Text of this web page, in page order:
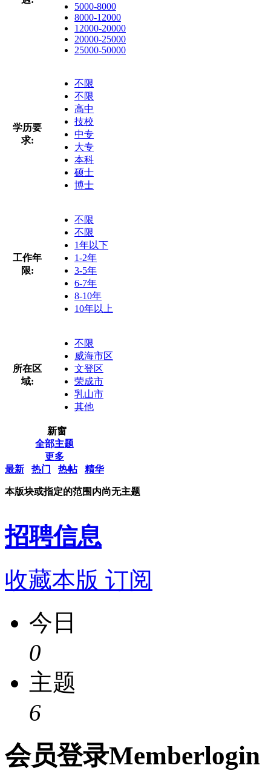
5000-8000
8000-12000
12000-20000
20000-25000
25000-50000
学历要
求:
不限
不限
高中
技校
中专
大专
本科
硕士
博士
工作年
限:
不限
不限
1年以下
1-2年
3-5年
6-7年
8-10年
10年以上
所在区
域:
不限
威海市区
文登区
荣成市
乳山市
其他
新窗
全部主题
更多
最新
热门 热帖 精华
本版块或指定的范围内尚无主题
招聘信息
收藏本版 订阅
今日
0
主题
6
会员登录Memberlogin